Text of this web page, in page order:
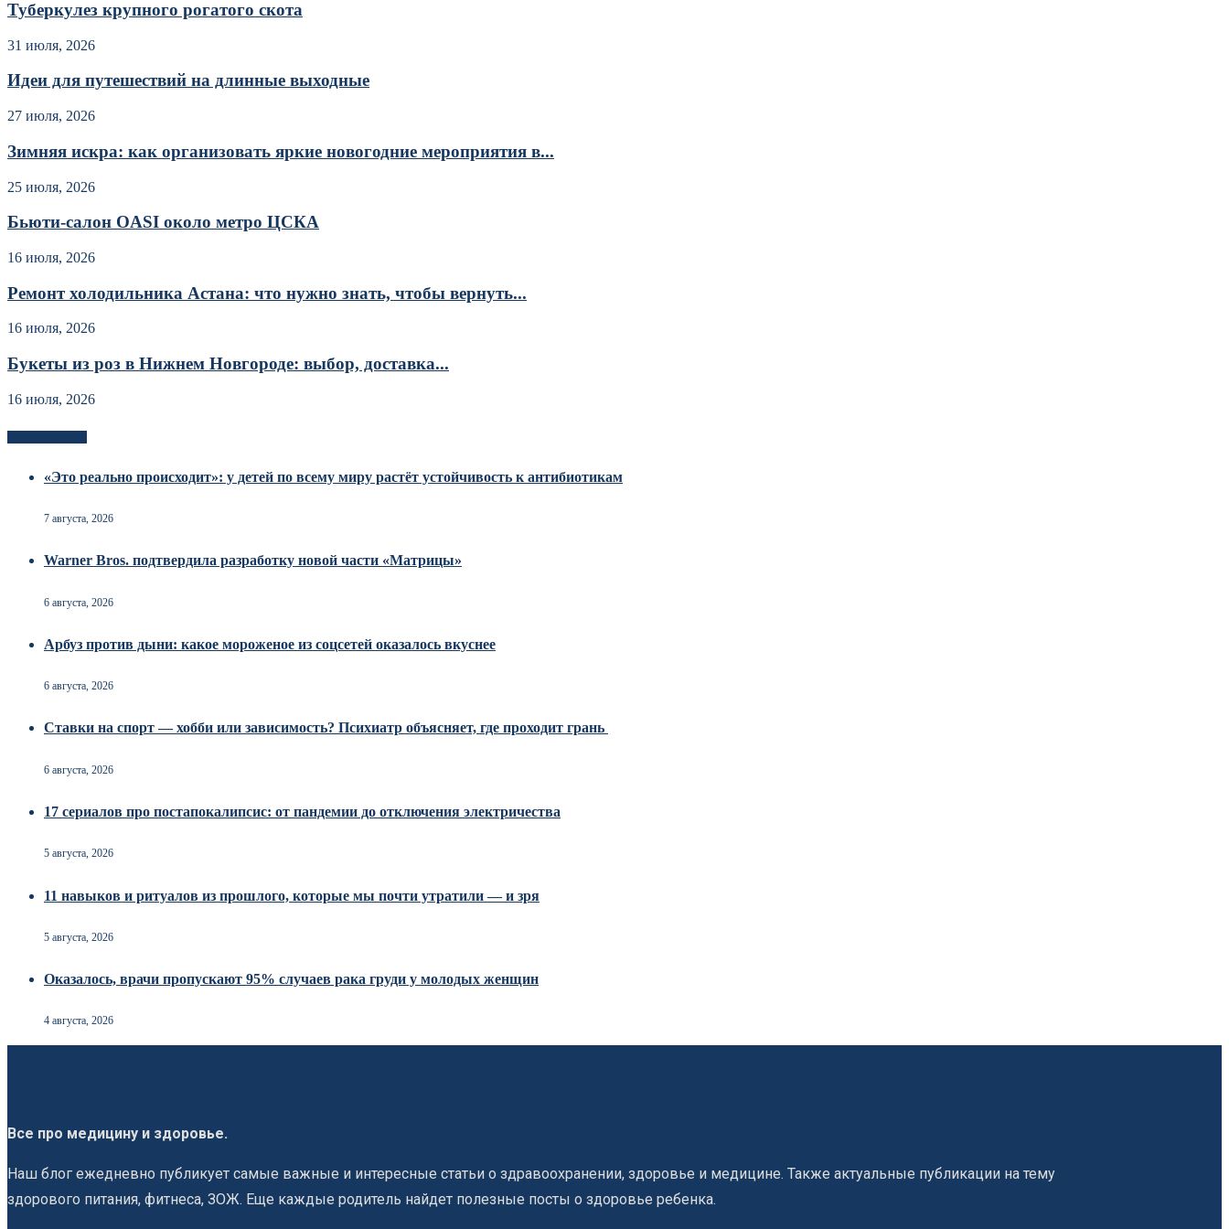
Туберкулез крупного рогатого скота
31 июля, 2026
Идеи для путешествий на длинные выходные
27 июля, 2026
Зимняя искра: как организовать яркие новогодние мероприятия в...
25 июля, 2026
Бьюти-салон OASI около метро ЦСКА
16 июля, 2026
Ремонт холодильника Астана: что нужно знать, чтобы вернуть...
16 июля, 2026
Букеты из роз в Нижнем Новгороде: выбор, доставка...
16 июля, 2026
«Это реально происходит»: у детей по всему миру растёт устойчивость к антибиотикам
7 августа, 2026
Warner Bros. подтвердила разработку новой части «Матрицы»
6 августа, 2026
Арбуз против дыни: какое мороженое из соцсетей оказалось вкуснее
6 августа, 2026
Ставки на спорт — хобби или зависимость? Психиатр объясняет, где проходит грань
6 августа, 2026
17 сериалов про постапокалипсис: от пандемии до отключения электричества
5 августа, 2026
11 навыков и ритуалов из прошлого, которые мы почти утратили — и зря
5 августа, 2026
Оказалось, врачи пропускают 95% случаев рака груди у молодых женщин
4 августа, 2026
Все про медицину и здоровье.
Наш блог ежедневно публикует самые важные и интересные статьи о здравоохранении, здоровье и медицине. Также актуальные публикации на тему
здорового питания, фитнеса, ЗОЖ. Еще каждые родитель найдет полезные посты о здоровье ребенка.